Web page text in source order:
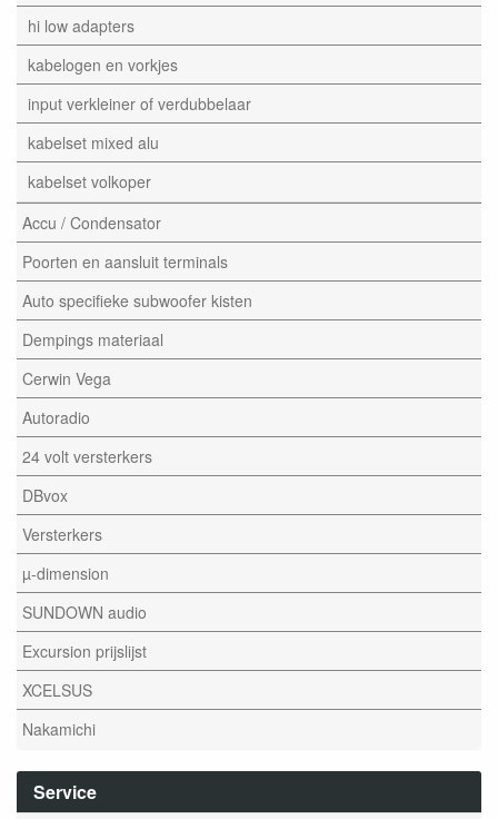
hi low adapters
kabelogen en vorkjes
input verkleiner of verdubbelaar
kabelset mixed alu
kabelset volkoper
Accu / Condensator
Poorten en aansluit terminals
Auto specifieke subwoofer kisten
Dempings materiaal
Cerwin Vega
Autoradio
24 volt versterkers
DBvox
Versterkers
µ-dimension
SUNDOWN audio
Excursion prijslijst
XCELSUS
Nakamichi
Service